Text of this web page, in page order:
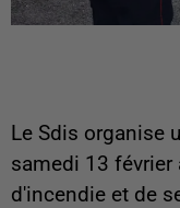
Le Sdis organise
samedi 13 février
d'incendie et de